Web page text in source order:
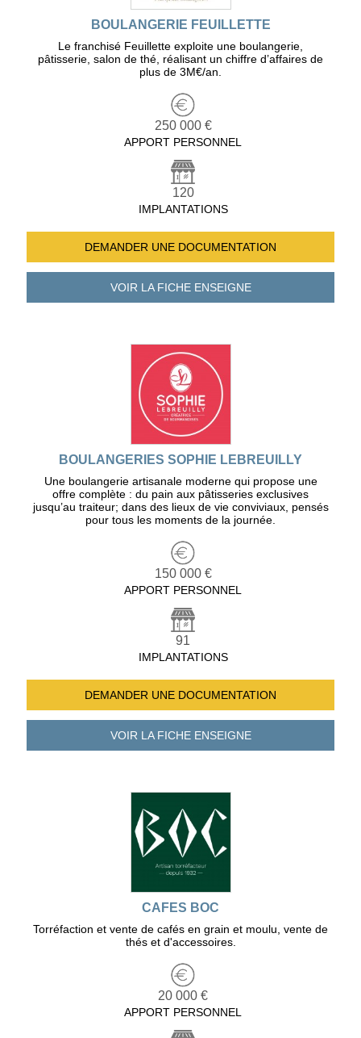
BOULANGERIE FEUILLETTE
Le franchisé Feuillette exploite une boulangerie,
pâtisserie, salon de thé, réalisant un chiffre d’affaires de
plus de 3M€/an.
250 000 €
APPORT PERSONNEL
120
IMPLANTATIONS
DEMANDER UNE DOCUMENTATION
VOIR LA FICHEENSEIGNE
BOULANGERIES SOPHIE LEBREUILLY
Une boulangerie artisanale moderne qui propose une
offre complète : du pain aux pâtisseries exclusives
jusqu’au traiteur; dans des lieux de vie conviviaux, pensés
pour tous les moments de la journée.
150 000 €
APPORT PERSONNEL
91
IMPLANTATIONS
DEMANDER UNE DOCUMENTATION
VOIR LA FICHEENSEIGNE
CAFES BOC
Torréfaction et vente de cafés en grain et moulu, vente de
thés et d'accessoires.
20 000 €
APPORT PERSONNEL